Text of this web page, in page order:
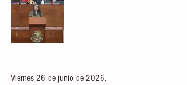
Viernes 26 de junio de 2026.